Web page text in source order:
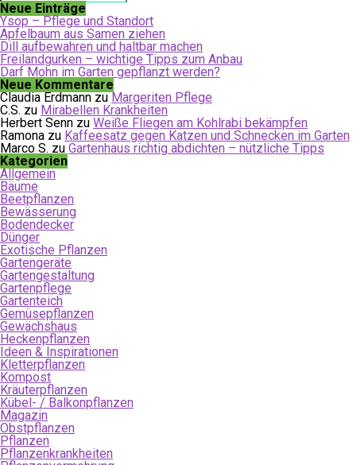
Neue Einträge
Ysop – Pflege und Standort
Apfelbaum aus Samen ziehen
Dill aufbewahren und haltbar machen
Freilandgurken – wichtige Tipps zum Anbau
Darf Mohn im Garten gepflanzt werden?
Neue Kommentare
Claudia ErdmannzuMargeriten Pflege
C.S. zu Mirabellen Krankheiten
Herbert Senn zu Weiße Fliegen am Kohlrabi bekämpfen
Ramona zu Kaffeesatz gegen Katzen und Schnecken im Garten
Marco S. zu Gartenhaus richtig abdichten – nützliche Tipps
Kategorien
Allgemein
Bäume
Beetpflanzen
Bewässerung
Bodendecker
Dünger
Exotische Pflanzen
Gartengeräte
Gartengestaltung
Gartenpflege
Gartenteich
Gemüsepflanzen
Gewächshaus
Heckenpflanzen
Ideen & Inspirationen
Kletterpflanzen
Kompost
Kräuterpflanzen
Kübel- / Balkonpflanzen
Magazin
Obstpflanzen
Pflanzen
Pflanzenkrankheiten